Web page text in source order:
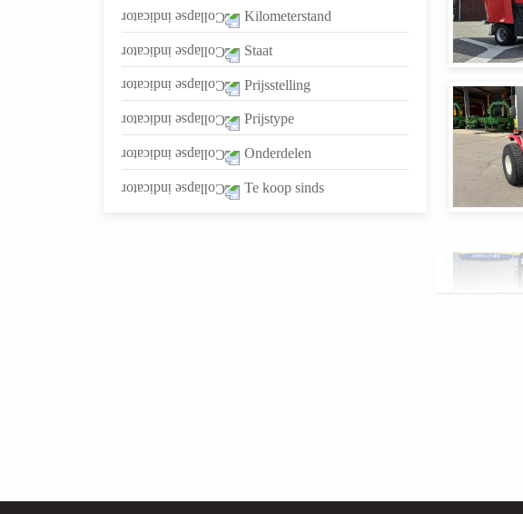
Kilometerstand
Staat
Prijsstelling
Prijstype
Onderdelen
Te koop sinds